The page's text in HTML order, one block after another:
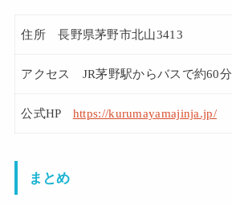
住所 長野県茅野市北山3413
アクセス JR茅野駅からバスで約60分
公式HP https://kurumayamajinja.jp/
まとめ